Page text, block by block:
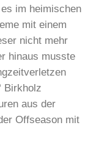
im heimischen
mit einem
nicht mehr
hinaus musste
Birkholz
aus der
Offseason mit